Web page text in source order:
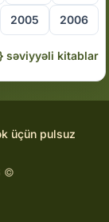
2006
2005
səviyyəli kitablar
üçün pulsuz
© 2005-2026 PrintSudoku.com